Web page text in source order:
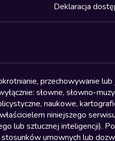
Deklaracja
przechowywanie
słowne, słowno-
naukowe,
niniejszego
lub sztucznej inteligencji).
umownych lub